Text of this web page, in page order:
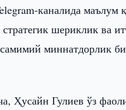
каналида
шериклик ва
миннатдорлик
Ҳусайн Гулиев ўз